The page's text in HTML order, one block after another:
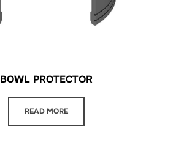
BOWL PROTECTOR
READ MORE